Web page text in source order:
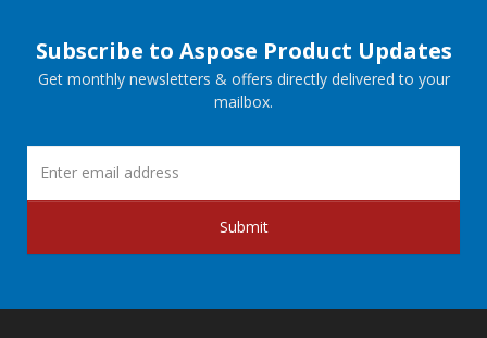
Subscribe to Aspose Product Updates
Get monthly newsletters & offers directly delivered to your
mailbox.
Submit